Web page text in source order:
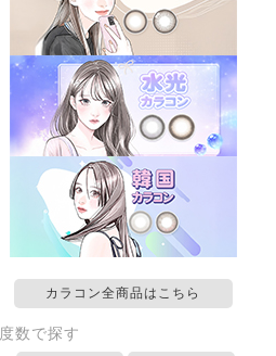
カラコン全商品はこちら
度数で探す